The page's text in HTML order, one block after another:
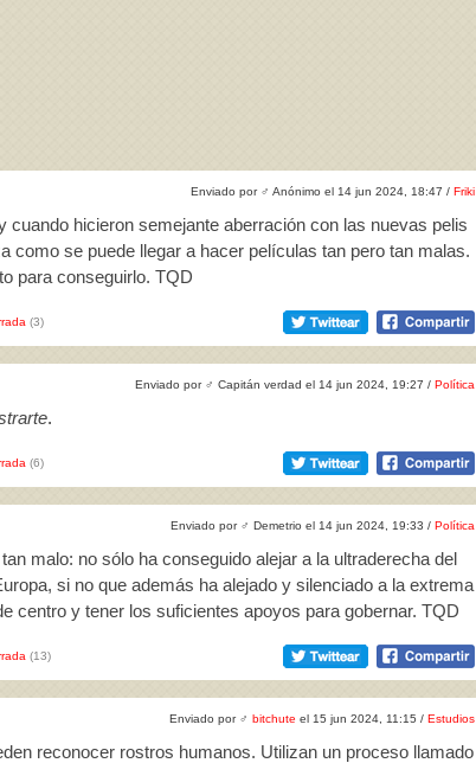
Enviado por ♂ Anónimo el 14 jun 2024, 18:47 / Friki
hicieron semejante aberración con las nuevas pelis
como se puede llegar a hacer películas tan pero tan malas.
para conseguirlo. TQD
(3)
Enviado por ♂ Capitán verdad el 14 jun 2024, 19:27 / Política
.
(6)
Enviado por ♂ Demetrio el 14 jun 2024, 19:33 / Política
malo: no sólo ha conseguido alejar a la ultraderecha del
si no que además ha alejado y silenciado a la extrema
centro y tener los suficientes apoyos para gobernar. TQD
(13)
Enviado por ♂ bitchute el 15 jun 2024, 11:15 / Estudios
reconocer rostros humanos. Utilizan un proceso llamado